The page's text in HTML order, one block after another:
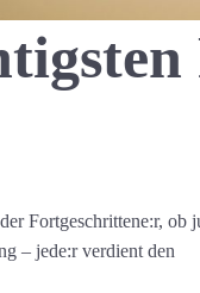
Fortgeschrittene:r, ob
– jede:r verdient den